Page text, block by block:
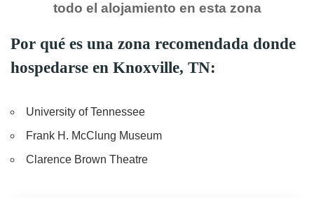
todo el alojamiento en esta zona
Por qué es una zona recomendada donde
hospedarse en Knoxville, TN:
University of Tennessee
Frank H. McClung Museum
Clarence Brown Theatre